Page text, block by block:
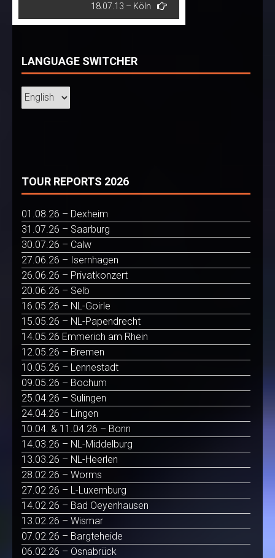
18.07.13 – Köln
LANGUAGE SWITCHER
TOUR REPORTS 2026
01.08.26 – Dexheim
31.07.26 – Saarburg
30.07.26 – Calw
27.06.26 – Isernhagen
26.06.26 – Privatkonzert
20.06.26 – Selb
16.05.26 – NL-Goirle
15.05.26 – NL-Papendrecht
14.05.26 Emmerich am Rhein
12.05.26 – Bremen
10.05.26 – Lennestadt
09.05.26 – Bochum
25.04.26 – Sulingen
24.04.26 – Lingen
10.04. & 11.04.26 – Bonn
14.03.26 – NL-Middelburg
13.03.26 – NL-Heerlen
28.02.26 – Worms
27.02.26 – L-Luxemburg
14.02.26 – Bad Oeyenhausen
13.02.26 – Wismar
07.02.26 – Bargteheide
06.02.26 – Osnabrück